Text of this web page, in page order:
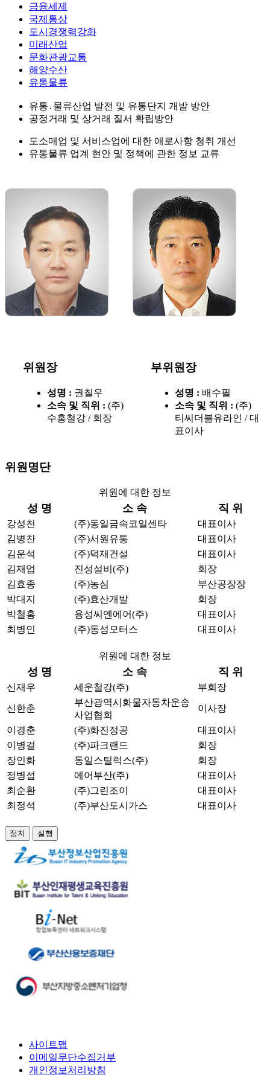
금융세제
국제통상
도시경쟁력강화
미래산업
문화관광교통
해양수산
유통물류
유통․물류산업 발전 및 유통단지 개발 방안
공정거래 및 상거래 질서 확립방안
도소매업 및 서비스업에 대한 애로사항 청취 개선
유통물류 업계 현안 및 정책에 관한 정보 교류
위원장
성명 : 권칠우
소속 및 직위 : (주)
수홍철강 / 회장
부위원장
성명 : 배수필
소속 및 직위 : (주)
티씨더블유라인 / 대
표이사
위원명단
위원에 대한 정보
성 명 소 속 직 위
강성천 (주)동일금속코일센타
대표이사
김병찬
(주)서원유통
대표이사
김운석
(주)덕재건설
대표이사
김재업
진성설비(주)
회장
김효종
(주)농심
부산공장장
박대지
(주)효산개발
회장
박철홍
용성씨엔에어(주)
대표이사
최병인
(주)동성모터스 대표이사
위원에 대한 정보
성 명 소 속 직 위
신재우 세운철강(주) 부회장
신한춘
부산광역시화물자동차운송
사업협회
이사장
이경춘 (주)화진정공
대표이사
이병걸
(주)파크랜드
회장
장인화
동일스틸럭스(주)
회장
정병섭
에어부산(주)
대표이사
최순환
(주)그린조이
대표이사
최정석
(주)부산도시가스 대표이사
정지 실행
사이트맵
이메일무단수집거부
개인정보처리방침